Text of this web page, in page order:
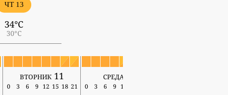
ЧТ 13
34°C
30°C
вторник 11 среда 12
0 3 6 9 12 15 18 21 0 3 6 9 12